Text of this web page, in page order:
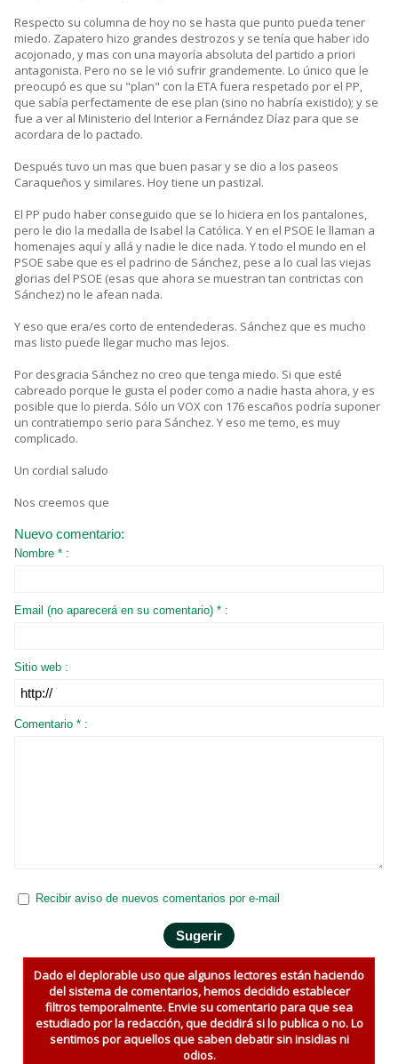
Respecto su columna de hoy no se hasta que punto pueda tener
miedo. Zapatero hizo grandes destrozos y se tenía que haber ido
acojonado, y mas con una mayoría absoluta del partido a priori
antagonista. Pero no se le vió sufrir grandemente. Lo único que le
preocupó es que su "plan" con la ETA fuera respetado por el PP,
que sabía perfectamente de ese plan (sino no habría existido); y se
fue a ver al Ministerio del Interior a Fernández Díaz para que se
acordara de lo pactado.
Después tuvo un mas que buen pasar y se dio a los paseos
Caraqueños y similares. Hoy tiene un pastizal.
El PP pudo haber conseguido que se lo hiciera en los pantalones,
pero le dio la medalla de Isabel la Católica. Y en el PSOE le llaman a
homenajes aquí y allá y nadie le dice nada. Y todo el mundo en el
PSOE sabe que es el padrino de Sánchez, pese a lo cual las viejas
glorias del PSOE (esas que ahora se muestran tan contrictas con
Sánchez) no le afean nada.
Y eso que era/es corto de entendederas. Sánchez que es mucho
mas listo puede llegar mucho mas lejos.
Por desgracia Sánchez no creo que tenga miedo. Si que esté
cabreado porque le gusta el poder como a nadie hasta ahora, y es
posible que lo pierda. Sólo un VOX con 176 escaños podría suponer
un contratiempo serio para Sánchez. Y eso me temo, es muy
complicado.
Un cordial saludo
Nos creemos que
Nuevo comentario:
Nombre * :
Email (no aparecerá en su comentario) * :
Sitio web :
Comentario * :
Recibir aviso de nuevos comentarios por e-mail
Dado el deplorable uso que algunos lectores están haciendo
del sistema de comentarios, hemos decidido establecer
filtros temporalmente. Envie su comentario para que sea
estudiado por la redacción, que decidirá si lo publica o no. Lo
sentimos por aquellos que saben debatir sin insidias ni
odios.